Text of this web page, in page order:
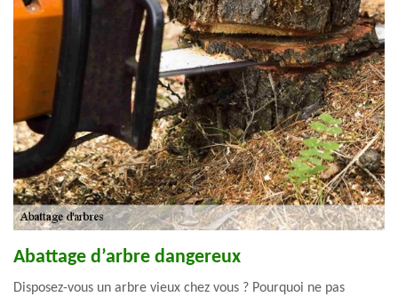
Abattage d’arbre dangereux
Disposez-vous un arbre vieux chez vous ? Pourquoi ne pas